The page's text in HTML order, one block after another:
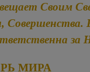
Своим
за
МИРА